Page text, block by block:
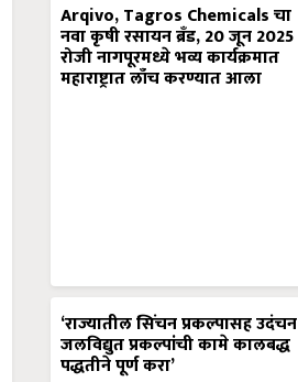
Arqivo, Tagros Chemicals चा
नवा कृषी रसायन ब्रँड, 20 जून 2025
रोजी नागपूरमध्ये भव्य कार्यक्रमात
महाराष्ट्रात लाँच करण्यात आला
‘राज्यातील सिंचन प्रकल्पासह उदंचन
जलविद्युत प्रकल्पांची कामे कालबद्ध
पद्धतीने पूर्ण करा’